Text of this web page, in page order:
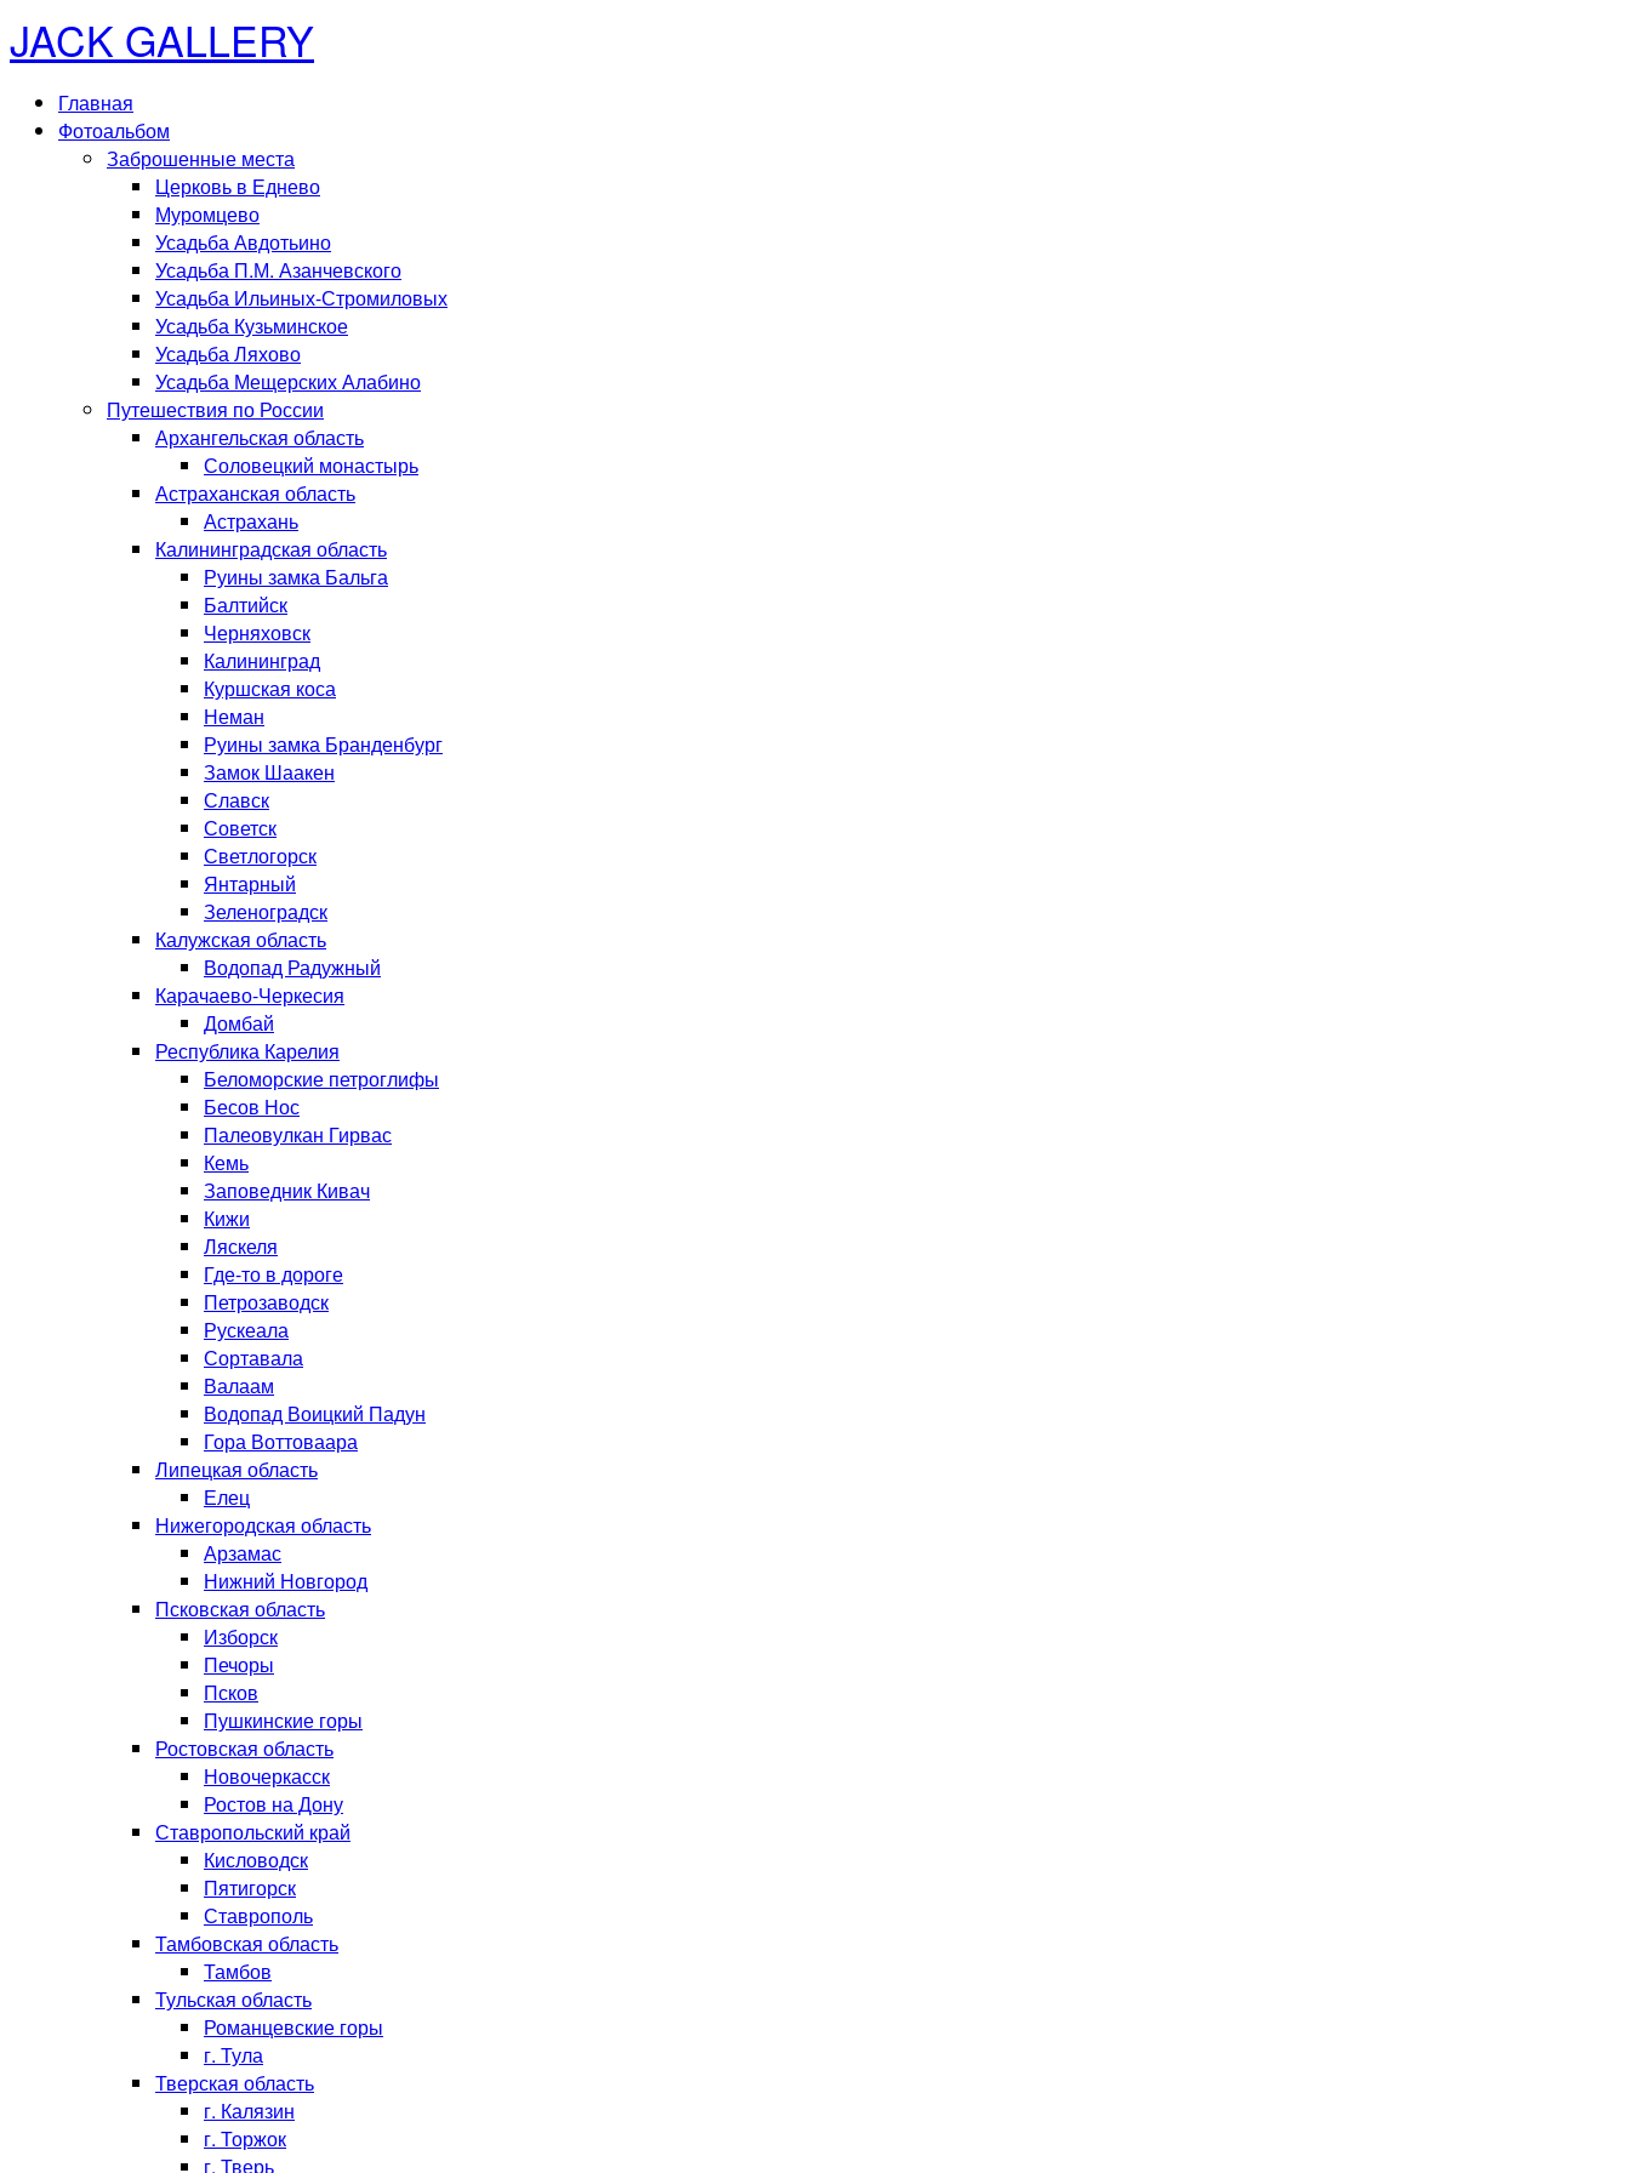
JACK GALLERY
Главная
Фотоальбом
Заброшенные места
Церковь в Еднево
Муромцево
Усадьба Авдотьино
Усадьба П.М. Азанчевского
Усадьба Ильиных-Стромиловых
Усадьба Кузьминское
Усадьба Ляхово
Усадьба Мещерских Алабино
Путешествия по России
Архангельская область
Соловецкий монастырь
Астраханская область
Астрахань
Калининградская область
Руины замка Бальга
Балтийск
Черняховск
Калининград
Куршская коса
Неман
Руины замка Бранденбург
Замок Шаакен
Славск
Советск
Светлогорск
Янтарный
Зеленоградск
Калужская область
Водопад Радужный
Карачаево-Черкесия
Домбай
Республика Карелия
Беломорские петроглифы
Бесов Нос
Палеовулкан Гирвас
Кемь
Заповедник Кивач
Кижи
Ляскеля
Где-то в дороге
Петрозаводск
Рускеала
Сортавала
Валаам
Водопад Воицкий Падун
Гора Воттоваара
Липецкая область
Елец
Нижегородская область
Арзамас
Нижний Новгород
Псковская область
Изборск
Печоры
Псков
Пушкинские горы
Ростовская область
Новочеркасск
Ростов на Дону
Ставропольский край
Кисловодск
Пятигорск
Ставрополь
Тамбовская область
Тамбов
Тульская область
Романцевские горы
г. Тула
Тверская область
г. Калязин
г. Торжок
г. Тверь